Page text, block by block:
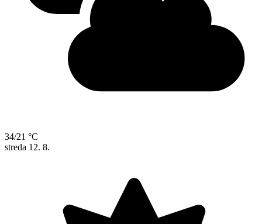
34/21 °C
streda 12. 8.